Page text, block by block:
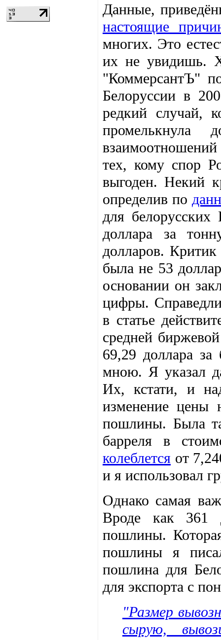
Данные,
настоящие
многих. Это
их не увидишь.
"КоммерсантЪ"
Белоруссии в
редкий случай,
промелькнула
взаимоотношений
тех, кому спор
выгоден. Некий
определив по
для
доллара за
долларов.
была не 53
основании он
цифры.
в статье
средней
69,29 доллара за
мною. Я указал
Их, кстати, и
изменение цены
пошлины. Была
барреля в
колеблется от
и я использовал
Однако самая
Вроде как 361
пошлины.
пошлины я
пошлина для
для экспорта с
"Размер
сырую,